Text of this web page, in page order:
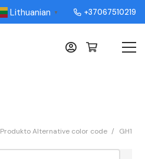
Lithuanian ▼ +37067510219
Produkto Alternative color code / GH1